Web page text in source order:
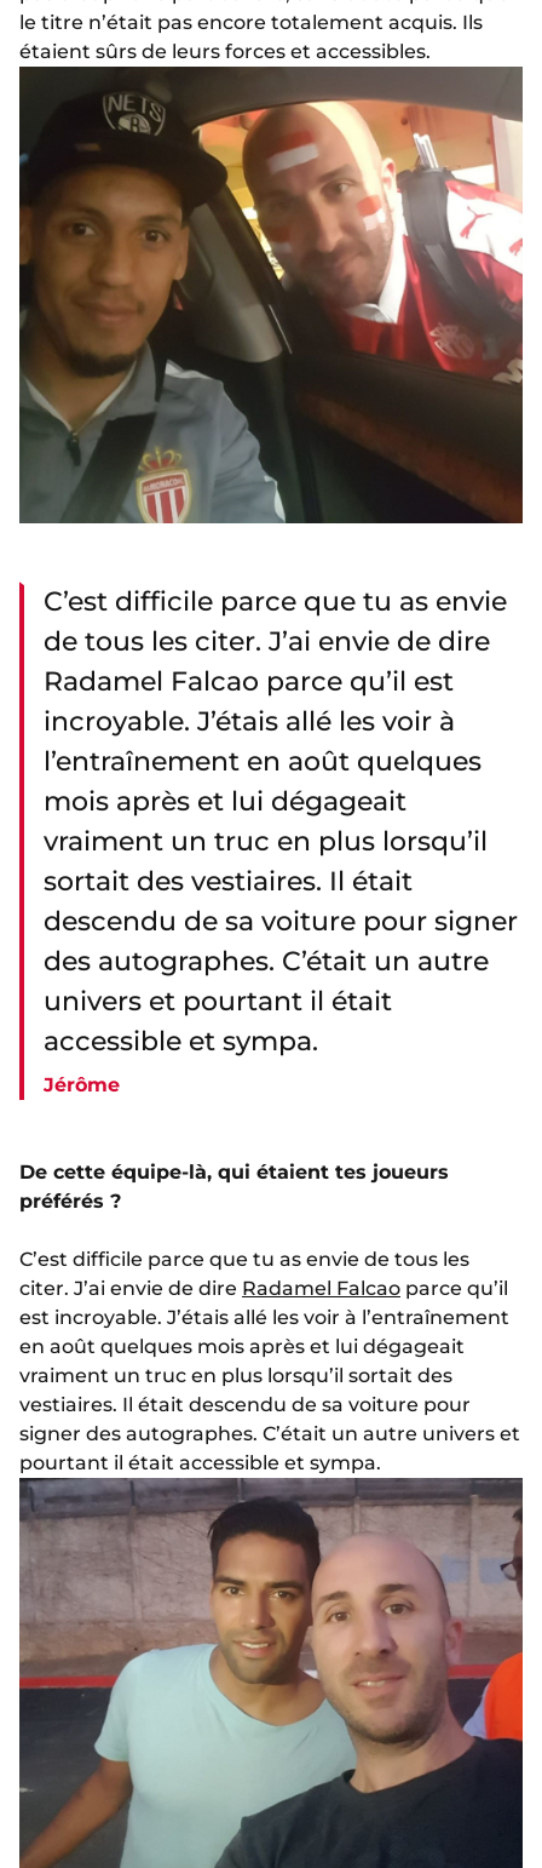
le titre n’était pas encore totalement acquis. Ils
étaient sûrs de leurs forces et accessibles.
C’est difficile parce que tu as envie
de tous les citer. J’ai envie de dire
Radamel Falcao parce qu’il est
incroyable. J’étais allé les voir à
l’entraînement en août quelques
mois après et lui dégageait
vraiment un truc en plus lorsqu’il
sortait des vestiaires. Il était
descendu de sa voiture pour signer
des autographes. C’était un autre
univers et pourtant il était
accessible et sympa.
Jérôme
De cette équipe-là, qui étaient tes joueurs
préférés ?
C’est difficile parce que tu as envie de tous les
citer. J’ai envie de dire Radamel Falcao parce qu’il
est incroyable. J’étais allé les voir à l’entraînement
en août quelques mois après et lui dégageait
vraiment un truc en plus lorsqu’il sortait des
vestiaires. Il était descendu de sa voiture pour
signer des autographes. C’était un autre univers et
pourtant il était accessible et sympa.